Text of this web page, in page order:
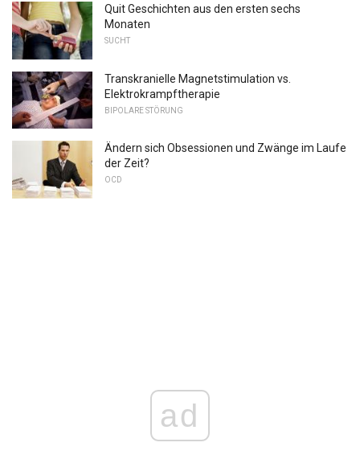
Quit Geschichten aus den ersten sechs
Monaten
SUCHT
Transkranielle Magnetstimulation vs.
Elektrokrampftherapie
BIPOLARE STÖRUNG
Ändern sich Obsessionen und Zwänge im Laufe
der Zeit?
OCD
ad